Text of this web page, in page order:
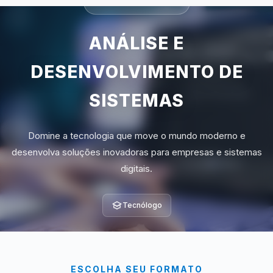
ANÁLISE E
DESENVOLVIMENTO DE
SISTEMAS
Domine a tecnologia que move o mundo moderno e
desenvolva soluções inovadoras para empresas e sistemas
digitais.
Tecnólogo
ESCOLHA SEU FORMATO